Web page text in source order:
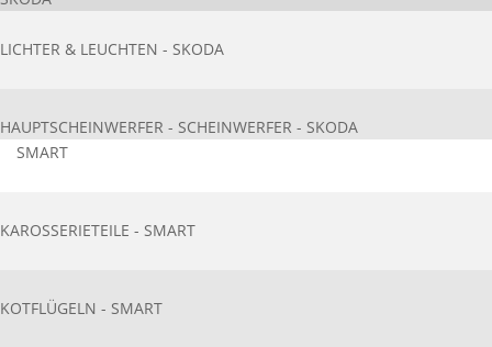
LICHTER & LEUCHTEN - SKODA
HAUPTSCHEINWERFER - SCHEINWERFER - SKODA
SMART
KAROSSERIETEIL​E - SMART
KOTFLÜGELN - SMART